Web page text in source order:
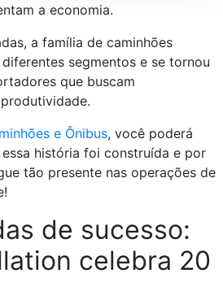
a economia.
a família de caminhões
segmentos e se tornou
que buscam
e Ônibus, você poderá
história foi construída e por
tão presente nas operações de
de sucesso:
celebra 20